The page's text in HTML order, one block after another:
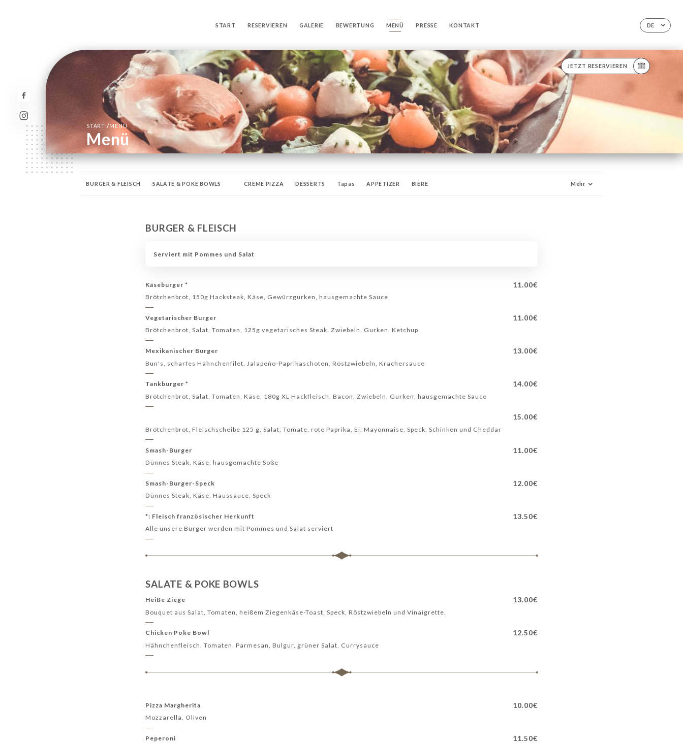
DE
START RESERVIEREN GALERIE BEWERTUNG MENÜ PRESSE KONTAKT
JETZT RESERVIEREN
START /MENÜ
Menü
BURGER & FLEISCH SALATE & POKE BOWLS CREME PIZZA DESSERTS Tapas APPETIZER BIERE
WEINFLASCHEN WEINE IM GLAS
Mehr
BURGER & FLEISCH
Serviert mit Pommes und Salat
Käseburger * 11.00€
Brötchenbrot, 150g Hacksteak, Käse, Gewürzgurken, hausgemachte Sauce
Vegetarischer Burger 11.00€
Brötchenbrot, Salat, Tomaten, 125g vegetarisches Steak, Zwiebeln, Gurken, Ketchup
Mexikanischer Burger 13.00€
Bun's, scharfes Hähnchenfilet, Jalapeño-Paprikaschoten, Röstzwiebeln, Krachersauce
Tankburger * 14.00€
Brötchenbrot, Salat, Tomaten, Käse, 180g XL Hackfleisch, Bacon, Zwiebeln, Gurken, hausgemachte Sauce
15.00€
Brötchenbrot, Fleischscheibe 125 g, Salat, Tomate, rote Paprika, Ei, Mayonnaise, Speck, Schinken und Cheddar
Smash-Burger 11.00€
Dünnes Steak, Käse, hausgemachte Soße
Smash-Burger-Speck 12.00€
Dünnes Steak, Käse, Haussauce, Speck
*: Fleisch französischer Herkunft 13.50€
Alle unsere Burger werden mit Pommes und Salat serviert
SALATE & POKE BOWLS
Heiße Ziege 13.00€
Bouquet aus Salat, Tomaten, heißem Ziegenkäse-Toast, Speck, Röstzwiebeln und Vinaigrette.
Chicken Poke Bowl 12.50€
Hähnchenfleisch, Tomaten, Parmesan, Bulgur, grüner Salat, Currysauce
Pizza Margherita 10.00€
Mozzarella, Oliven
Peperoni 11.50€